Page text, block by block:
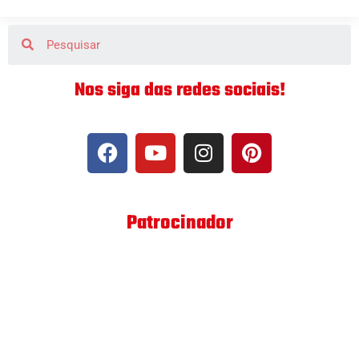
Nos siga das redes sociais!
Patrocinador